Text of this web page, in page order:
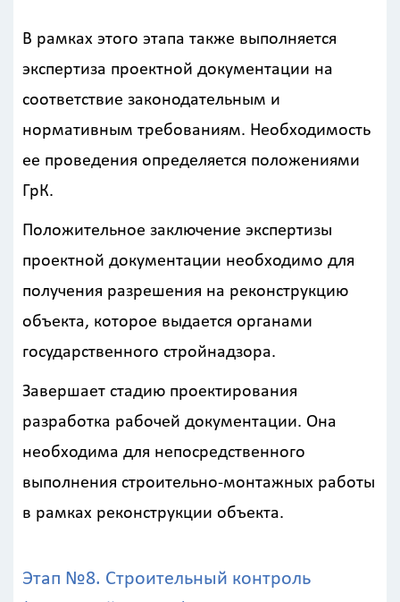
В рамках этого этапа также выполняется
экспертиза проектной документации на
соответствие законодательным и
нормативным требованиям. Необходимость
ее проведения определяется положениями
ГрК.
Положительное заключение экспертизы
проектной документации необходимо для
получения разрешения на реконструкцию
объекта, которое выдается органами
государственного стройнадзора.
Завершает стадию проектирования
разработка рабочей документации. Она
необходима для непосредственного
выполнения строительно-монтажных работы
в рамках реконструкции объекта.
Этап №8. Строительный контроль